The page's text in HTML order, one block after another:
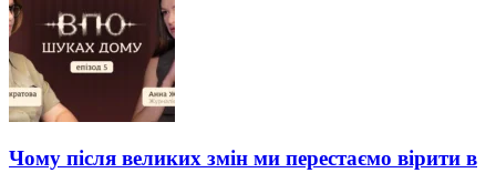
Чому після великих змін ми перестаємо вірити в